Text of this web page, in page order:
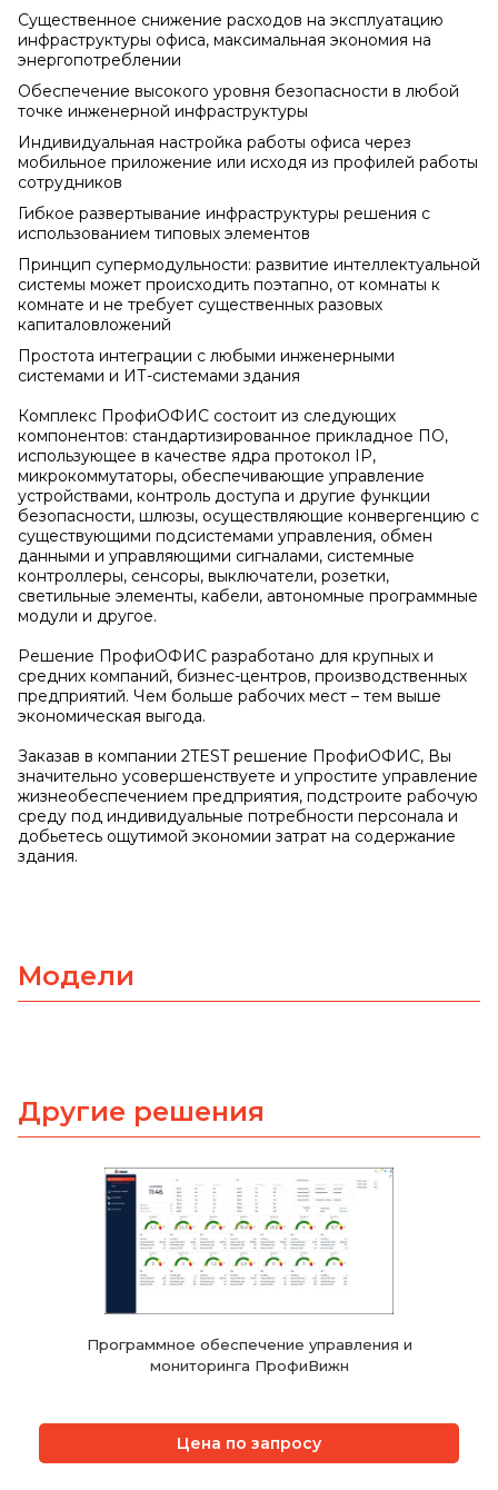
Существенное снижение расходов на эксплуатацию
инфраструктуры офиса, максимальная экономия на
энергопотреблении
Обеспечение высокого уровня безопасности в любой
точке инженерной инфраструктуры
Индивидуальная настройка работы офиса через
мобильное приложение или исходя из профилей работы
сотрудников
Гибкое развертывание инфраструктуры решения с
использованием типовых элементов
Принцип супермодульности: развитие интеллектуальной
системы может происходить поэтапно, от комнаты к
комнате и не требует существенных разовых
капиталовложений
Простота интеграции с любыми инженерными
системами и ИТ-системами здания
Комплекс ПрофиОФИС состоит из следующих
компонентов: стандартизированное прикладное ПО,
использующее в качестве ядра протокол IP,
микрокоммутаторы, обеспечивающие управление
устройствами, контроль доступа и другие функции
безопасности, шлюзы, осуществляющие конвергенцию с
существующими подсистемами управления, обмен
данными и управляющими сигналами, системные
контроллеры, сенсоры, выключатели, розетки,
светильные элементы, кабели, автономные программные
модули и другое.
Решение ПрофиОФИС разработано для крупных и
средних компаний, бизнес-центров, производственных
предприятий. Чем больше рабочих мест – тем выше
экономическая выгода.
Заказав в компании 2TEST решение ПрофиОФИС, Вы
значительно усовершенствуете и упростите управление
жизнеобеспечением предприятия, подстроите рабочую
среду под индивидуальные потребности персонала и
добьетесь ощутимой экономии затрат на содержание
здания.
Модели
Другие решения
Программное обеспечение управления и
мониторинга ПрофиВижн
Цена по запросу